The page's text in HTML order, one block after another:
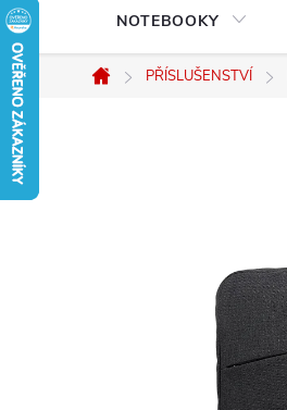
NOTEBOOKY
Domů
PŘÍSLUŠENSTVÍ